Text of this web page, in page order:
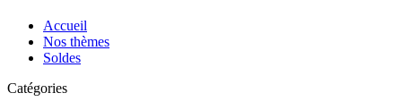
Accueil
Nos thèmes
Soldes
Catégories